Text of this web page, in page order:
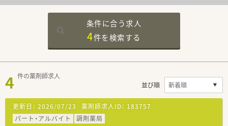
条件に合う求人
4件を検索する
4 件の薬剤師求人
並び順
更新日： 2026/07/23 薬剤師求人ID： 183757
パート・アルバイト
調剤薬局